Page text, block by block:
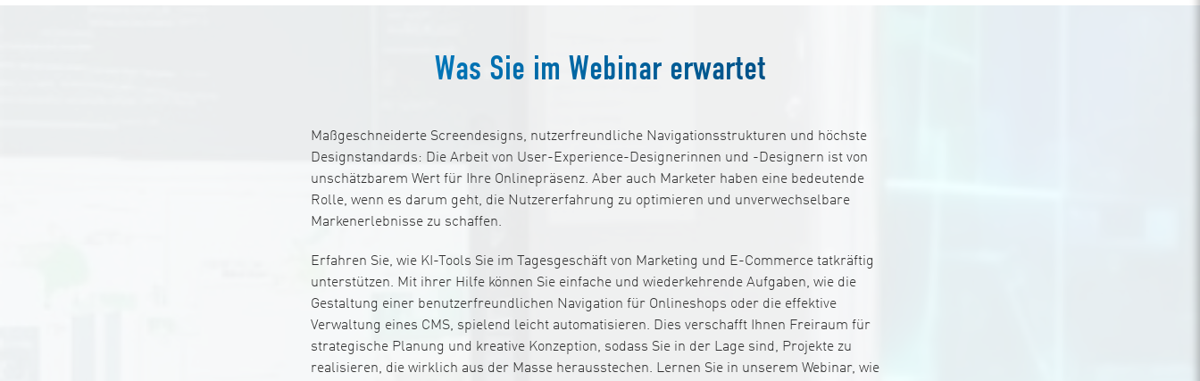
Was Sie im Webinar erwartet
Maßgeschneiderte Screendesigns, nutzerfreundliche Navigationsstrukturen und höchste
Designstandards: Die Arbeit von User-Experience-Designerinnen und -Designern ist von
unschätzbarem Wert für Ihre Onlinepräsenz. Aber auch Marketer haben eine bedeutende
Rolle, wenn es darum geht, die Nutzererfahrung zu optimieren und unverwechselbare
Markenerlebnisse zu schaffen.
Erfahren Sie, wie KI-Tools Sie im Tagesgeschäft von Marketing und E-Commerce tatkräftig
unterstützen. Mit ihrer Hilfe können Sie einfache und wiederkehrende Aufgaben, wie die
Gestaltung einer benutzerfreundlichen Navigation für Onlineshops oder die effektive
Verwaltung eines CMS, spielend leicht automatisieren. Dies verschafft Ihnen Freiraum für
strategische Planung und kreative Konzeption, sodass Sie in der Lage sind, Projekte zu
realisieren, die wirklich aus der Masse herausstechen. Lernen Sie in unserem Webinar, wie